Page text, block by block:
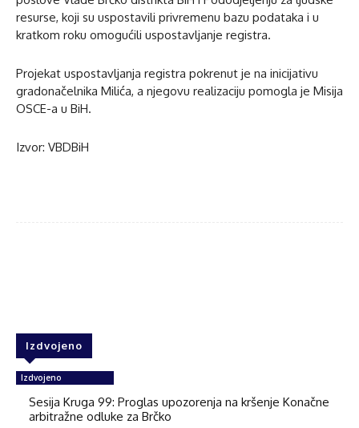
resurse, koji su uspostavili privremenu bazu podataka i u
kratkom roku omogućili uspostavljanje registra.
Projekat uspostavljanja registra pokrenut je na inicijativu
gradonačelnika Milića, a njegovu realizaciju pomogla je Misija
OSCE-a u BiH.
Izvor: VBDBiH
Izdvojeno
Izdvojeno
Sesija Kruga 99: Proglas upozorenja na kršenje Konačne
arbitražne odluke za Brčko